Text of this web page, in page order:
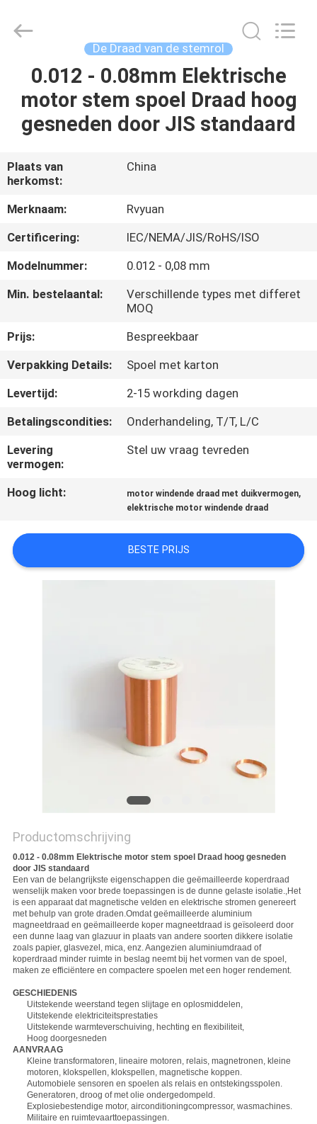
HUIS
PRODUCTEN
VIDEOS
ONGEVEER
ONS
KWALITEITSCONTROLE
CONTACTEER
ONS
NIEUWS
VERZOEK
CITAAT
SITEMAP
Material
Co,.Ltd.
De Draad van de stemrol
0.012 - 0.08mm Elektrische
motor stem spoel Draad hoog
gesneden door JIS standaard
Plaats van
herkomst:
China
Merknaam:
Rvyuan
Certificering:
IEC/NEMA/JIS/RoHS/ISO
Modelnummer:
0.012 - 0,08 mm
Min. bestelaantal:
Verschillende types met differet
MOQ
Prijs:
Bespreekbaar
Verpakking Details:
Spoel met karton
Levertijd:
2-15 workding dagen
Betalingscondities:
Onderhandeling, T/T, L/C
Levering
vermogen:
Stel uw vraag tevreden
Hoog licht: motor windende draad met duikvermogen,
elektrische motor windende draad
BESTE PRIJS
Productomschrijving
0.012 - 0.08mm Elektrische motor stem spoel Draad hoog gesneden
door JIS standaard
Een van de belangrijkste eigenschappen die geëmailleerde koperdraad
wenselijk maken voor brede toepassingen is de dunne gelaste isolatie.,Het
is een apparaat dat magnetische velden en elektrische stromen genereert
met behulp van grote draden.Omdat geëmailleerde aluminium
magneetdraad en geëmailleerde koper magneetdraad is geïsoleerd door
een dunne laag van glazuur in plaats van andere soorten dikkere isolatie
zoals papier, glasvezel, mica, enz. Aangezien aluminiumdraad of
koperdraad minder ruimte in beslag neemt bij het vormen van de spoel,
maken ze efficiëntere en compactere spoelen met een hoger rendement.
GESCHIEDENIS
Uitstekende weerstand tegen slijtage en oplosmiddelen,
Uitstekende elektriciteitsprestaties
Uitstekende warmteverschuiving, hechting en flexibiliteit,
Hoog doorgesneden
AANVRAAG
Kleine transformatoren, lineaire motoren, relais, magnetronen, kleine
motoren, klokspellen, klokspellen, magnetische koppen.
Automobiele sensoren en spoelen als relais en ontstekingsspolen.
Generatoren, droog of met olie ondergedompeld.
Explosiebestendige motor, airconditioningcompressor, wasmachines.
Militaire en ruimtevaarttoepassingen.